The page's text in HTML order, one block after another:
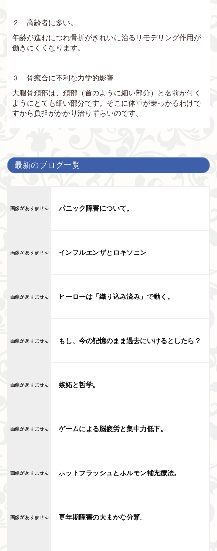
２ 高齢者に多い。
年齢が進むにつれ骨折がきれいに治るリモデリング作用が
働きにくくなります。
３ 骨癒合に不利な力学的影響
大腿骨頚部は、頚部（首のように細い部分）と名前が付く
ようにとても細い部分です。そこに体重が乗っかるわけで
すから負担がかかり治りずらいのです。
最新のブログ一覧
パニック障害について。
インフルエンザとロキソニン
ヒーローは「織り込み済み」で動く。
もし、今の記憶のまま過去にいけるとしたら？
嫉妬と哲学。
ゲームによる脳疲労と集中力低下。
ホットフラッシュとホルモン補充療法。
更年期障害の大まかな分類。